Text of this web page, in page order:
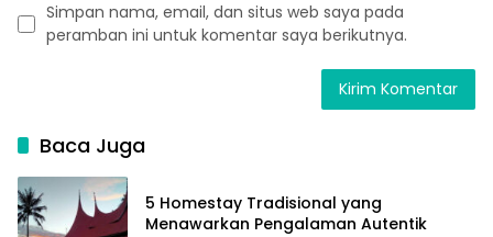
Simpan nama, email, dan situs web saya pada
peramban ini untuk komentar saya berikutnya.
Baca Juga
5 Homestay Tradisional yang
Menawarkan Pengalaman Autentik